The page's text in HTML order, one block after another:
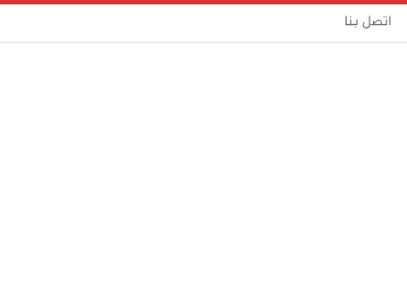
اتصل بنا